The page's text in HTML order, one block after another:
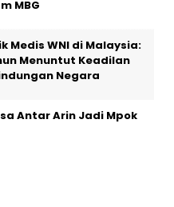
MBG
Medis WNI di Malaysia:
Menuntut Keadilan
Negara
Antar Arin Jadi Mpok